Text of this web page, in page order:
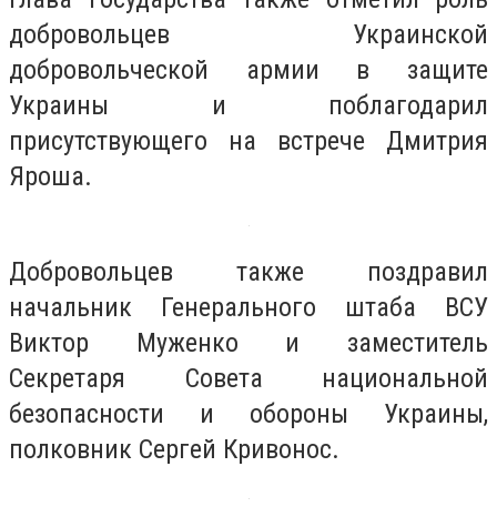
добровольцев Украинской
добровольческой армии в защите
Украины и поблагодарил
присутствующего на встрече Дмитрия
Яроша.
Добровольцев также поздравил
начальник Генерального штаба ВСУ
Виктор Муженко и заместитель
Секретаря Совета национальной
безопасности и обороны Украины,
полковник Сергей Кривонос.